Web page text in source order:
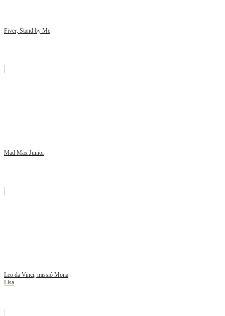
Fiver, Stand by Me
Mad Max Junior
Leo da Vinci, missió Mona
Lisa